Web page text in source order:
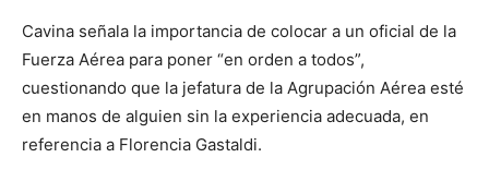
Cavina señala la importancia de colocar a un oficial de la
Fuerza Aérea para poner “en orden a todos”,
cuestionando que la jefatura de la Agrupación Aérea esté
en manos de alguien sin la experiencia adecuada, en
referencia a Florencia Gastaldi.